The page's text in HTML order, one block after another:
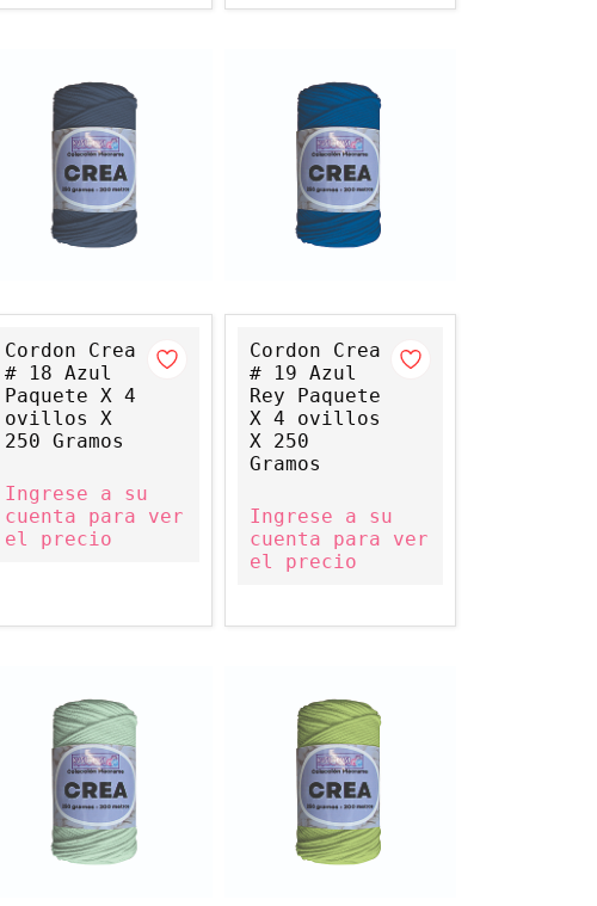
Cordon Crea
# 18 Azul
Paquete X 4
ovillos X
250 Gramos
Ingrese a su
cuenta para ver
el precio
Cordon Crea
# 19 Azul
Rey Paquete
X 4 ovillos
X 250
Gramos
Ingrese a su
cuenta para ver
el precio